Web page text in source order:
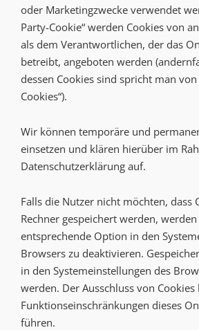
oder Marketingzwecke verwendet
Party-Cookie“ werden Cookies von
als dem Verantwortlichen, der das
betreibt, angeboten werden
dessen Cookies sind spricht man
Cookies“).
Wir können temporäre und
einsetzen und klären hierüber im
Datenschutzerklärung auf.
Falls die Nutzer nicht möchten, dass
Rechner gespeichert werden,
entsprechende Option in den
Browsers zu deaktivieren.
in den Systemeinstellungen des
werden. Der Ausschluss von Cookies
Funktionseinschränkungen dieses
führen.